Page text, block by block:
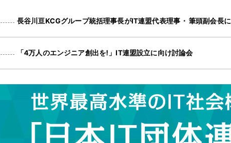
長谷川亘KCGグループ統括理事長がIT連盟代表理事 ・ 筆頭副会長に
「4万人のエンジニア創出を!」IT連盟設立に向け討論会